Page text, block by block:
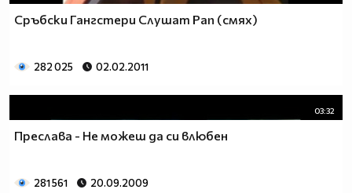
Сръбски Гангстери Слушат Рап (смях)
282 025 02.02.2011
03:32
Преслава - Не можеш да си влюбен
281 561 20.09.2009